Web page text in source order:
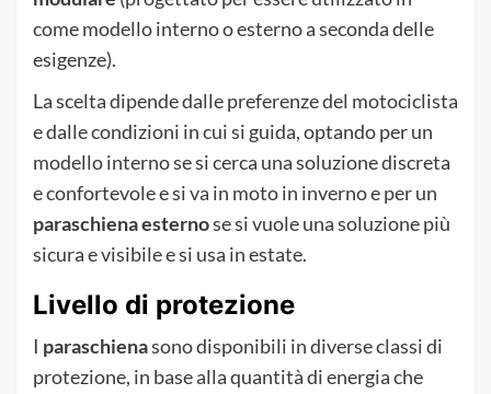
come modello interno o esterno a seconda delle
esigenze).
La scelta dipende dalle preferenze del motociclista
e dalle condizioni in cui si guida, optando per un
modello interno se si cerca una soluzione discreta
e confortevole e si va in moto in inverno e per un
paraschiena esternose si vuole una soluzione più
sicura e visibile e si usa in estate.
Livello di protezione
I paraschienasono disponibili in diverse classi di
protezione, in base alla quantità di energia che